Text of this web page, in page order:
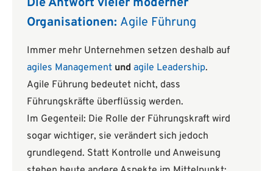
Organisationen: Agile Führung
Immer mehr Unternehmen setzen deshalb auf
agiles Management und agile Leadership.
Agile Führung bedeutet nicht, dass
Führungskräfte überflüssig werden.
Im Gegenteil: Die Rolle der Führungskraft wird
sogar wichtiger, sie verändert sich jedoch
grundlegend. Statt Kontrolle und Anweisung